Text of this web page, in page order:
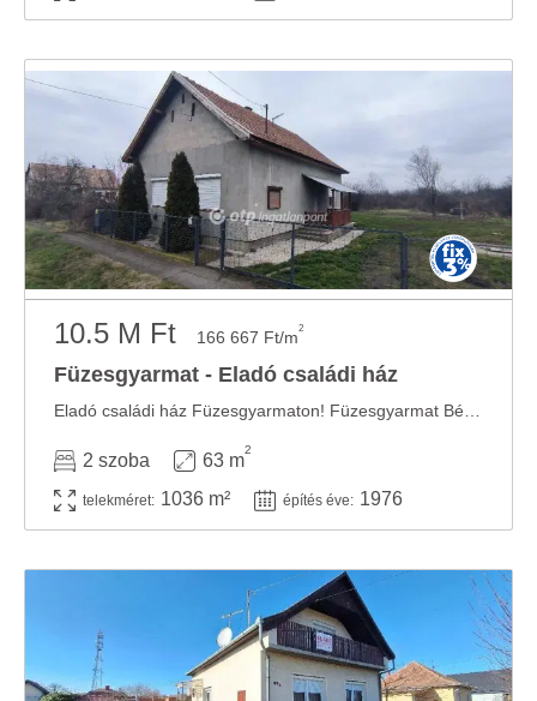
10.5 M Ft 166 667 Ft/m2
Füzesgyarmat - Eladó családi ház
2 szoba 63 m
2
telekméret: 1036 m² építés éve: 1976